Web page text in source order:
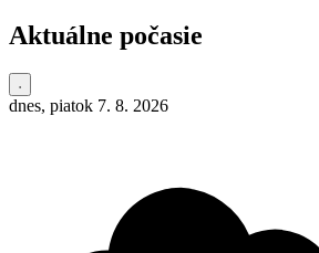
Aktuálne počasie
dnes, piatok 7. 8. 2026